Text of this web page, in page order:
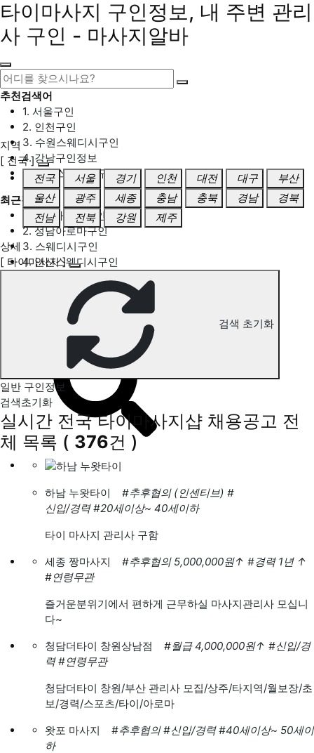
타이마사지 구인정보, 내 주변 관리
사 구인 - 마사지알바
추천검색어
1. 서울구인
2. 인천구인
3. 수원스웨디시구인
4. 강남구인정보
5. 동탄스웨디시구인
최근검색어
1. 일산마사지구인
2. 성남아로마구인
3. 스웨디시구인
4. 안산스웨디시구인
전국 타이마사지 구인정보
지역
[ 전국 ]
전국
서울 경기 인천 대전 대구
부산
울산
광주 세종 충남 충북 경남
경북
전남
전북 강원 제주
상세
[ 타이마사지 ]
검색 초기화
일반 구인정보
검색초기화
실시간 전국 타이마사지샵 채용공고 전
체 목록 ( 376건 )
하남 누왓타이 #추후협의 (인센티브) #
신입/경력 #20세이상~ 40세이하
타이 마사지 관리사 구함
세종 짱마사지
#추후협의 5,000,000원↑ #경력 1년 ↑
#연령무관
즐거운분위기에서 편하게 근무하실 마사지관리사 모십니
다~
청담더타이 창원상남점
#월급 4,000,000원↑ #신입/경
력 #연령무관
청담더타이 창원/부산 관리사 모집/상주/타지역/월보장/초
보/경력/스포츠/타이/아로마
왓포 마사지
#추후협의 #신입/경력 #40세이상~ 50세이
하